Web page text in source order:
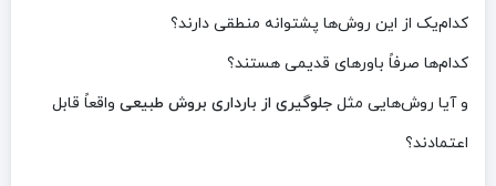
کدام‌یک از این روش‌ها پشتوانه منطقی دارند؟
کدام‌ها صرفاً باورهای قدیمی هستند؟
و آیا روش‌هایی مثل جلوگیری از بارداری بروش طبیعی واقعاً قابل
اعتمادند؟